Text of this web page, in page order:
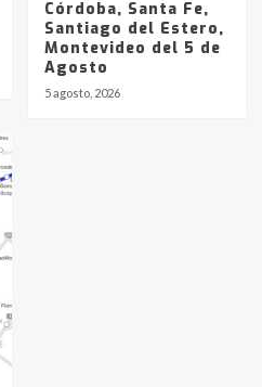
Córdoba, Santa Fe,
Santiago del Estero,
Montevideo del 5 de
Agosto
5 agosto, 2026